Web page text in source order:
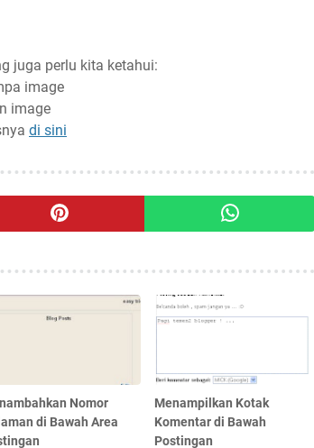
juga perlu kita ketahui:
image
image
di sini
Nomor
di Bawah Area
Menampilkan Kotak
Komentar di Bawah
Postingan